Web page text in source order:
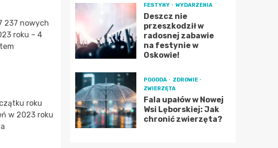
237 nowych
roku – 4
roku
w 2023 roku
FESTYNY WYDARZENIA
Deszcz nie
przeszkodził w
radosnej zabawie
na festynie w
Oskowie!
POGODA
ZDROWIE
ZWIERZĘTA
Fala upałów w Nowej
Wsi Lęborskiej: Jak
chronić zwierzęta?